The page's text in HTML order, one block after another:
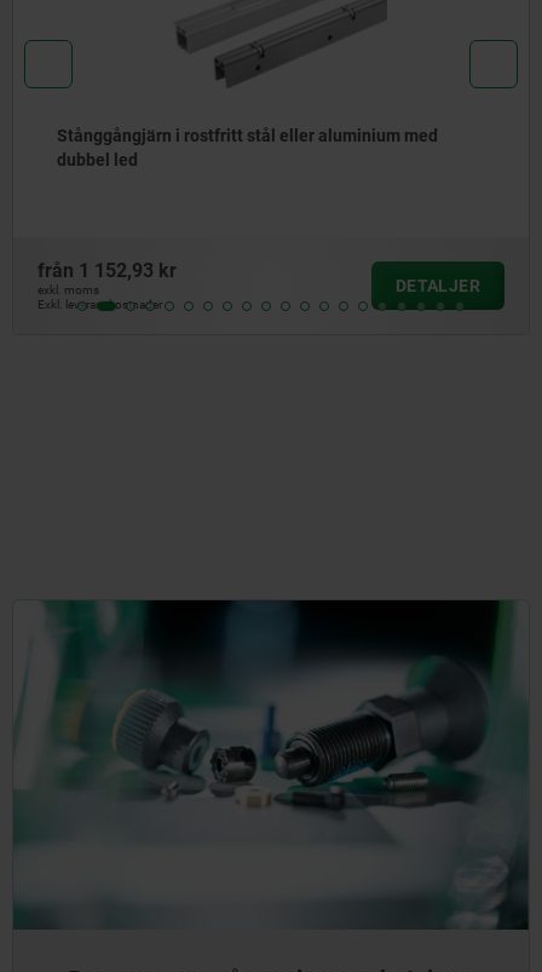
Stånggångjärn i stål, invändiga, med svanhals och 90°
öppningsvinkel
från640,31 kr
exkl. moms
Exkl. leveranskostnader
DETALJER